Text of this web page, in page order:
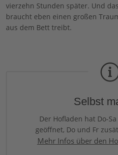
vierzehn Stunden später. Und
braucht eben einen großen
aus dem Bett treibt.
Selbst
Der Hofladen hat Do-
geöffnet, Do und Fr
Mehr Infos über den